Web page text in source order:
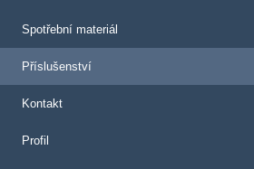
Spotřební materiál
Příslušenství
Kontakt
Profil